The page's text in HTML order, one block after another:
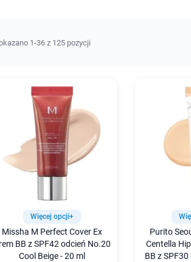
1-36 z 125 pozycji
Więcej opcji+
Missha M Perfect Cover Ex
BB z SPF42 odcień No.20
Cool Beige - 20 ml
Purito
Centella
BB z